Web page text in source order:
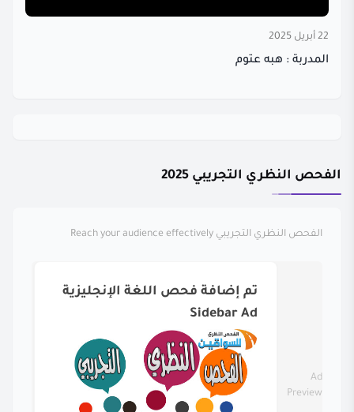
22 أبريل 2025
المدربة : هبه عتوم
الفحص النظري التجريبي 2025
الفحص النظري التجريبي Reach your audience effectively
Ad
Preview
تم إضافة فحص اللغة الإنجليزية
Sidebar Ad